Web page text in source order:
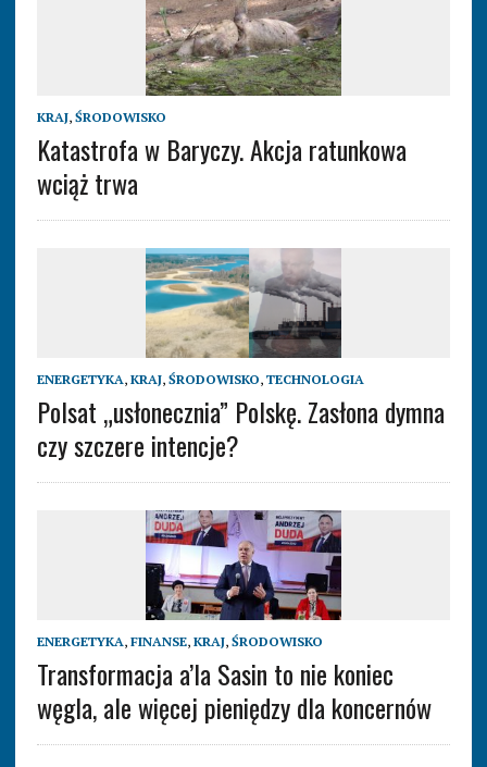
KRAJ, ŚRODOWISKO
Katastrofa w Baryczy. Akcja ratunkowa
wciąż trwa
ENERGETYKA, KRAJ, ŚRODOWISKO, TECHNOLOGIA
Polsat „usłonecznia” Polskę. Zasłona dymna
czy szczere intencje?
ENERGETYKA, FINANSE, KRAJ, ŚRODOWISKO
Transformacja a’la Sasin to nie koniec
węgla, ale więcej pieniędzy dla koncernów